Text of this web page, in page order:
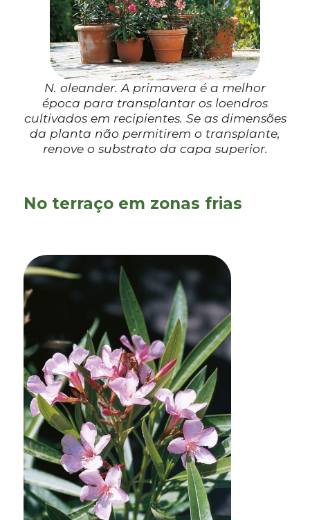
N. oleander. A primavera é a melhor
época para transplantar os loendros
cultivados em recipientes. Se as dimensões
da planta não permitirem o transplante,
renove o substrato da capa superior.
No terraço em zonas frias